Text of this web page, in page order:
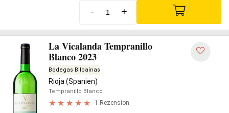
- +
La Vicalanda Tempranillo
Blanco 2023
Bodegas Bilbaínas
Rioja (Spanien)
Tempranillo Blanco
1 Rezension